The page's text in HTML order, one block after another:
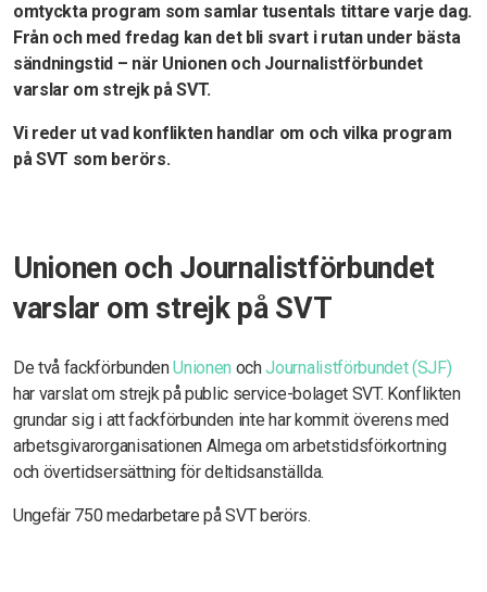
omtyckta program som samlar tusentals tittare varje dag.
Från och med fredag kan det bli svart i rutan under bästa
sändningstid – när Unionen och Journalistförbundet
varslar om strejk på SVT.
Vi reder ut vad konflikten handlar om och vilka program
på SVT som berörs.
Unionen och Journalistförbundet
varslar om strejk på SVT
De två fackförbundenUnionen ochJournalistförbundet (SJF)
har varslat om strejk på public service-bolaget SVT. Konflikten
grundar sig i att fackförbunden inte har kommit överens med
arbetsgivarorganisationen Almega om arbetstidsförkortning
och övertidsersättning för deltidsanställda.
Ungefär 750 medarbetare på SVT berörs.